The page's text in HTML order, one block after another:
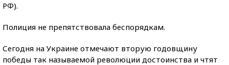
РФ).
Полиция не препятствовала беспорядкам.
Сегодня на Украине отмечают вторую годовщину
победы так называемой революции достоинства и чтят